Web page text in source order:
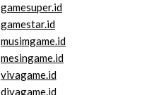
gamesuper.id
gamestar.id
musimgame.id
mesingame.id
vivagame.id
divagame.id